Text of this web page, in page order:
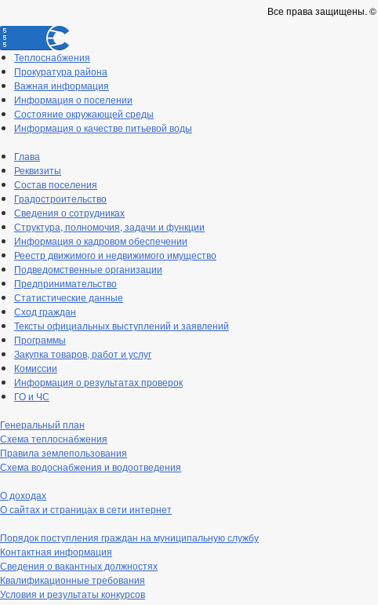
Все права защищены. ©
Теплоснабжения
Прокуратура района
Важная информация
Информация о поселении
Состояние окружающей среды
Информация о качестве питьевой воды
Глава
Реквизиты
Состав поселения
Градостроительство
Сведения о сотрудниках
Структура, полномочия, задачи и функции
Информация о кадровом обеспечении
Реестр движимого и недвижимого имущество
Подведомственные организации
Предпринимательство
Статистические данные
Сход граждан
Тексты официальных выступлений и заявлений
Программы
Закупка товаров, работ и услуг
Комиссии
Информация о результатах проверок
ГО и ЧС
Генеральный план
Схема теплоснабжения
Правила землепользования
Схема водоснабжения и водоотведения
О доходах
О сайтах и страницах в сети интернет
Порядок поступления граждан на муниципальную службу
Контактная информация
Сведения о вакантных должностях
Квалификационные требования
Условия и результаты конкурсов